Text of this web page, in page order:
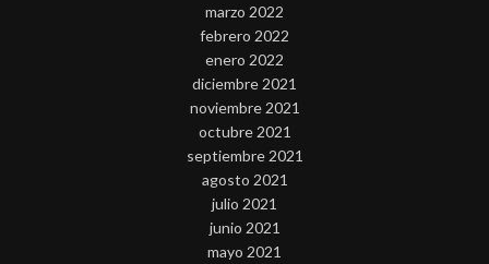
marzo 2022
febrero 2022
enero 2022
diciembre 2021
noviembre 2021
octubre 2021
septiembre 2021
agosto 2021
julio 2021
junio 2021
mayo 2021